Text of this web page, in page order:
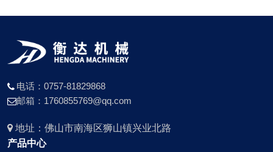
电话：0757-81829868
邮箱：1760855769@qq.com
地址：佛山市南海区狮山镇兴业北路
产品中心